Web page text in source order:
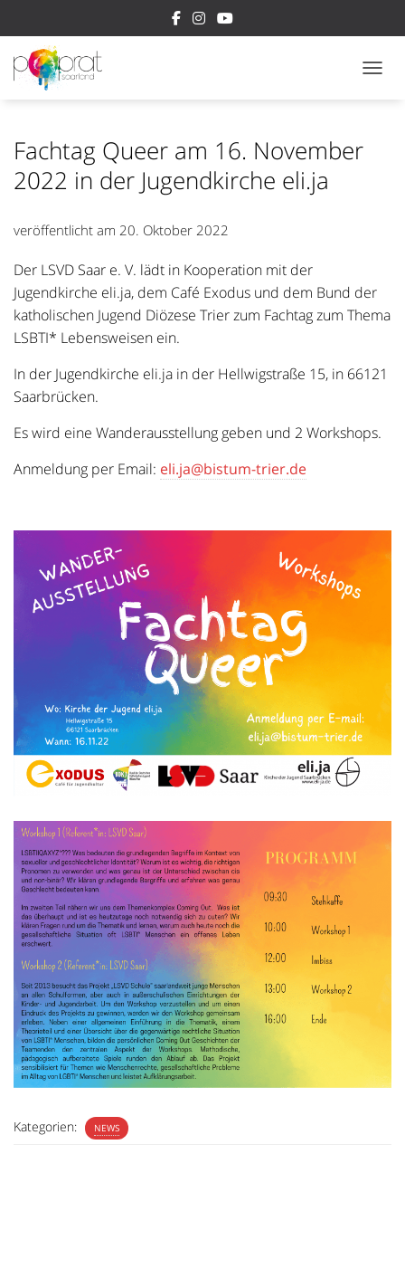
Fachtag Queer am 16. November
2022 in der Jugendkirche eli.ja
veröffentlicht am 20. Oktober 2022
Der LSVD Saar e. V. lädt in Kooperation mit der
Jugendkirche eli.ja, dem Café Exodus und dem Bund der
katholischen Jugend Diözese Trier zum Fachtag zum Thema
LSBTI* Lebensweisen ein.
In der Jugendkirche eli.ja in der Hellwigstraße 15, in 66121
Saarbrücken.
Es wird eine Wanderausstellung geben und 2 Workshops.
Anmeldung per Email: eli.ja@bistum-trier.de
Kategorien: NEWS